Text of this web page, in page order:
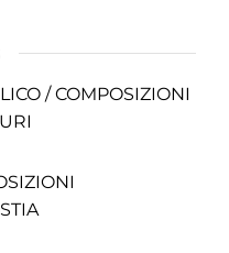
/ COMPOSIZIONI